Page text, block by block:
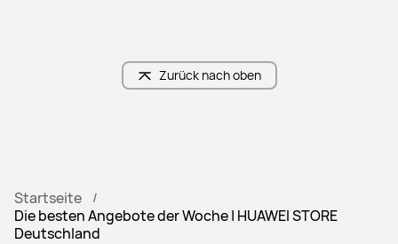
Zurück nach oben
Startseite
Die besten Angebote der Woche | HUAWEI STORE
Deutschland